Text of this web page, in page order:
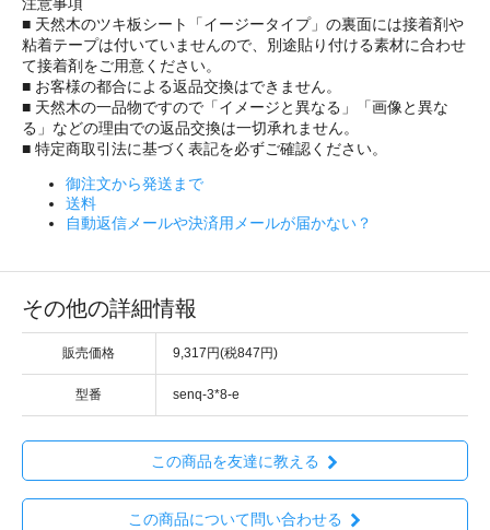
■ 天然木のツキ板シート「イージータイプ」の裏面には接着剤や
粘着テープは付いていませんので、別途貼り付ける素材に合わせ
て接着剤をご用意ください。
■ お客様の都合による返品交換はできません。
■ 天然木の一品物ですので「イメージと異なる」「画像と異な
る」などの理由での返品交換は一切承れません。
■ 特定商取引法に基づく表記を必ずご確認ください。
御注文から発送まで
送料
自動返信メールや決済用メールが届かない？
その他の詳細情報
販売価格 9,317円(税847円)
型番 senq-3*8-e
この商品を友達に教える
この商品について問い合わせる